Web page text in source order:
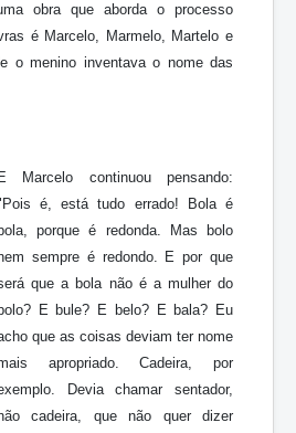
obra que aborda o processo
é Marcelo, Marmelo, Martelo e
o menino inventava o nome das
E Marcelo continuou pensando:
é, está tudo errado! Bola é
bola, porque é redonda. Mas bolo
sempre é redondo. E por que
que a bola não é a mulher do
bolo? E bule? E belo? E bala? Eu
que as coisas deviam ter nome
apropriado. Cadeira, por
Devia chamar sentador,
cadeira, que não quer dizer